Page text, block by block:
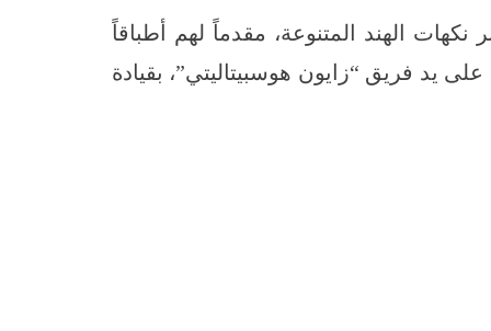
الهند المتنوعة، مقدماً لهم أطباقاً
يد فريق “زايون هوسبيتاليتي”، بقيادة